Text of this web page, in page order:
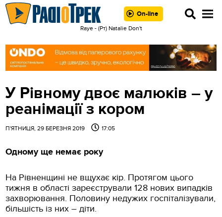
On-line
Raye - (Рт) Natalie Don't
У Рівному двоє малюків – у
реанімації з кором
П'ЯТНИЦЯ, 29 БЕРЕЗНЯ 2019 17:05
Одному ще немає року
На Рівненщині не вщухає кір. Протягом цього
тижня в області зареєстрували 128 нових випадків
захворювання. Половину недужих госпіталізували,
більшість із них – діти.